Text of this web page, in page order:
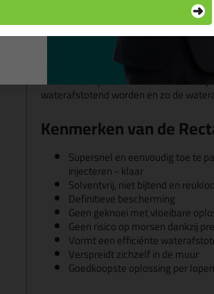
Wanneer gebruik je de
Rectavit DryStone Gel kan gebruikt
snelbouwsteen, tralieblokken,
Het kan zowel in binnen- als
Door de dampdiffusie van Rectavit
waterafstotend worden en zo de
Kenmerken van de
Supersnel en eenvoudig toe te
injecteren - klaar
Solventvrij, niet bijtend en
Definitieve bescherming
Geen geknoei met vloeibare
Geen risico op morsen dankzij
Vormt een efficiënte
Verspreidt zichzelf in de muur
Goedkoopste oplossing per